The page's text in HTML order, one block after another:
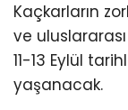
Kaçkarların
ve
11-13 Eylül
yaşanacak.